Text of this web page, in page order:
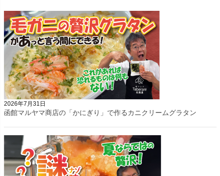
2026年7月31日
函館マルヤマ商店の「かにぎり」で作るカニクリームグラタン